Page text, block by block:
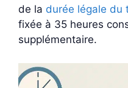
de la durée légale du
fixée à 35 heures
supplémentaire.